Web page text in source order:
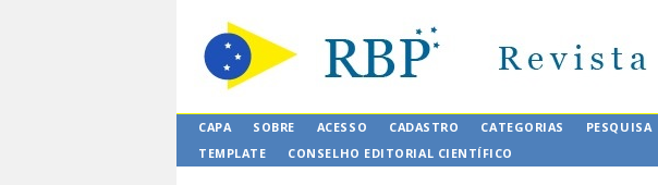
CAPA SOBRE ACESSO CADASTRO CATEGORIAS PESQUISA
TEMPLATE
CONSELHO EDITORIAL CIENTÍFICO